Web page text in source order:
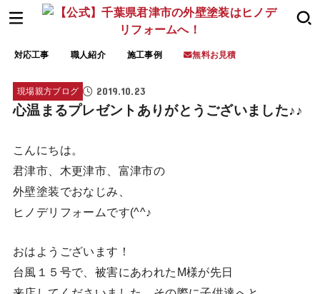
対応工事 職人紹介 施工事例 無料お見積
現場親方ブログ 2019.10.23
心温まるプレゼントありがとうございました♪♪
こんにちは。
君津市、木更津市、富津市の
外壁塗装でおなじみ、
ヒノデリフォームです(^^♪
おはようございます！
台風１５号で、被害にあわれたM様が先日